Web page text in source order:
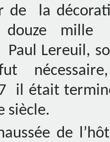
de la
douze
Paul Lereuil,
il était
siècle.
de